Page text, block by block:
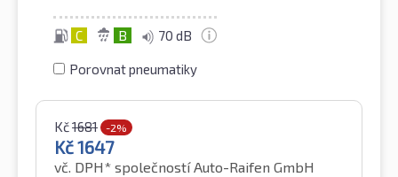
C B 70 dB
Porovnat pneumatiky
Kč1681 -2%
Kč1647
vč. DPH* společností Auto-Raifen GmbH